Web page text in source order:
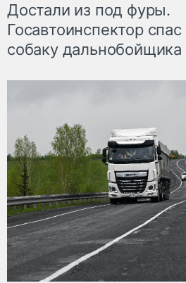
Достали из под фуры.
Госавтоинспектор
собаку дальнобойщика